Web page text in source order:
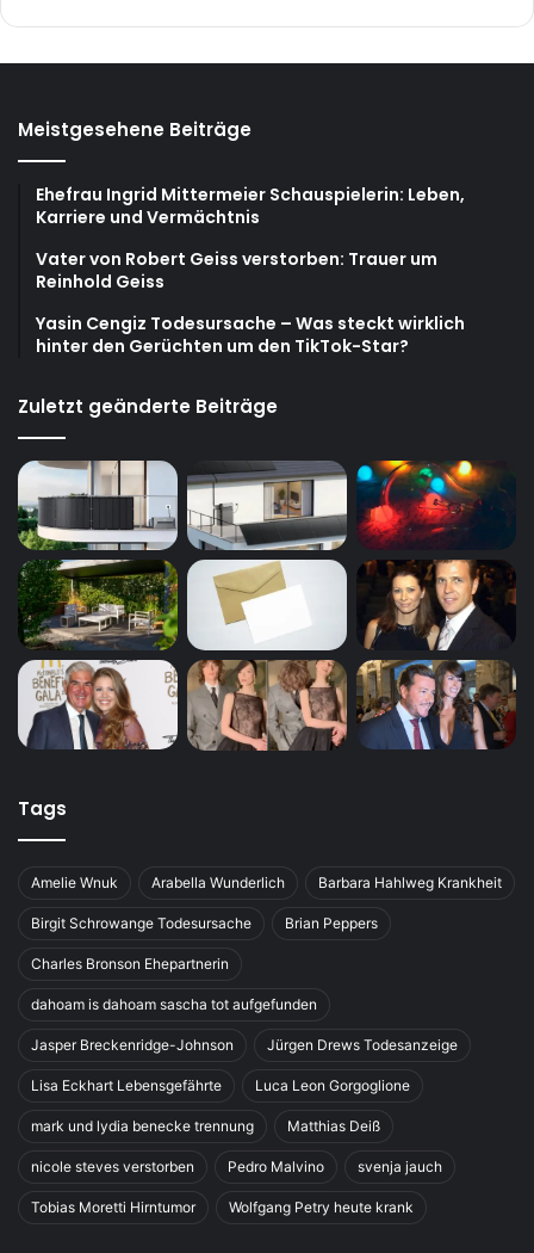
Meistgesehene Beiträge
Ehefrau Ingrid Mittermeier Schauspielerin: Leben,
Karriere und Vermächtnis
Vater von Robert Geiss verstorben: Trauer um
Reinhold Geiss
Yasin Cengiz Todesursache – Was steckt wirklich
hinter den Gerüchten um den TikTok-Star?
Zuletzt geänderte Beiträge
Tags
Amelie Wnuk Arabella Wunderlich Barbara Hahlweg Krankheit
Birgit Schrowange Todesursache Brian Peppers
Charles Bronson Ehepartnerin
dahoam is dahoam sascha tot aufgefunden
Jasper Breckenridge-Johnson Jürgen Drews Todesanzeige
Lisa Eckhart Lebensgefährte Luca Leon Gorgoglione
mark und lydia benecke trennung Matthias Deiß
nicole steves verstorben Pedro Malvino svenja jauch
Tobias Moretti Hirntumor Wolfgang Petry heute krank